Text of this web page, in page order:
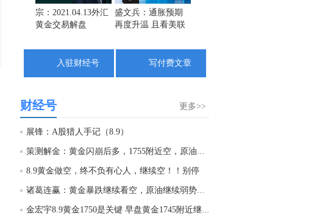
16:44:43
金十数据8月8日讯，美国财长贝森特8月6日在接受美国全国广播公司采访时表示，霍尔木兹海峡永远不会恢复到原来的样子，但他强调，这不是伊朗方面所描绘的那种对伊朗有利的局面，而是指霍尔木兹海峡将失去当前能源运输“咽喉要道”的地位。贝森特说，在未来两年内，霍尔木兹海峡将“变得无关紧要”，原本通过海峡运输的能源中将有超过50%或70%改由地下管道输送。（CCTV国际时讯）
宗：2021.04.13外汇
黄金交易解盘
盛文兵：通胀预期
再度升温 且看美联
入驻财经号
写付费文章
更多>>
财经号
展锋：A股猎人手记（8.9）
策测解金：黄金闪崩后多，1755附近空，原油高空不变
8.9黄金做空，终不负有心人，继续空！！别停
诸葛连赢：黄金暴跌继续看空，原油继续弱势调整。
金宏宇8.9黄金1750是关键 早盘黄金1745附近继续空